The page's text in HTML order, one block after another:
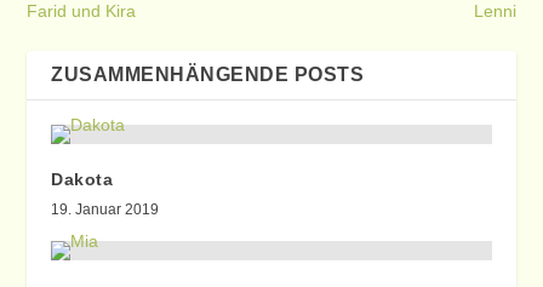
Farid und Kira Lenni
ZUSAMMENHÄNGENDE POSTS
Dakota
19. Januar 2019